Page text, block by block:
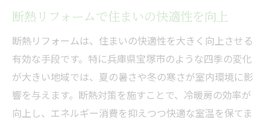
省エネも叶える断熱リフォーム実践ガイド
断熱リフォームで省エネ住宅を実現する
具体的な断熱リフォーム方法を紹介
断熱リフォーム実践で光熱費も削減
冷暖房効率を高める断熱対策の工夫
省エネ住宅リフォーム業者の選び方
断熱リフォームで住まいの快適性を向上
断熱リフォームは、住まいの快適性を大きく向上させる
有効な手段です。特に兵庫県宝塚市のような四季の変化
が大きい地域では、夏の暑さや冬の寒さが室内環境に影
響を与えます。断熱対策を施すことで、冷暖房の効率が
向上し、エネルギー消費を抑えつつ快適な室温を保てま